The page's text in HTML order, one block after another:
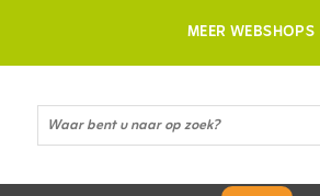
MEER WEBSHOPS